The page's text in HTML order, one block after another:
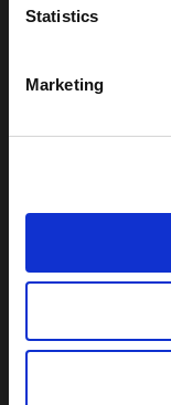
Statistics
Marketing
gran gama de
cuenten con
son perfectos para